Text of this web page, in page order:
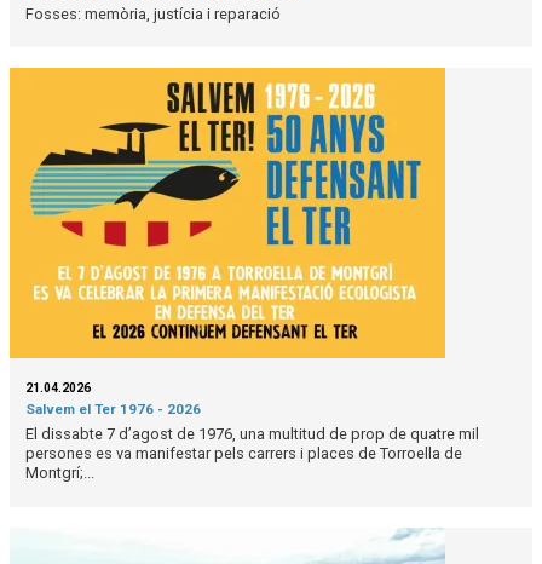
Fosses: memòria, justícia i reparació
21.04.2026
Salvem el Ter 1976 - 2026
El dissabte 7 d’agost de 1976, una multitud de prop de quatre mil
persones es va manifestar pels carrers i places de Torroella de
Montgrí;...